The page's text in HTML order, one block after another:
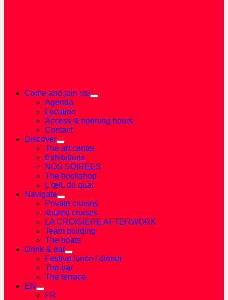
Come and join us!
Agenda
Location
Access & opening hours
Contact
Discover
The art center
Exhibitions
NOS SOIRÉES
The bookshop
L'œIL du quai
Navigate
Private cruises
shared cruises
LA CROISIÈRE AFTERWORK
Team building
The boats
Drink & eat
Festive lunch / dinner
The bar
The terrace
EN
FR